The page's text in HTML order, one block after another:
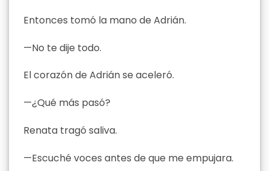
Entonces tomó la mano de Adrián.
—No te dije todo.
El corazón de Adrián se aceleró.
—¿Qué más pasó?
Renata tragó saliva.
—Escuché voces antes de que me empujara.